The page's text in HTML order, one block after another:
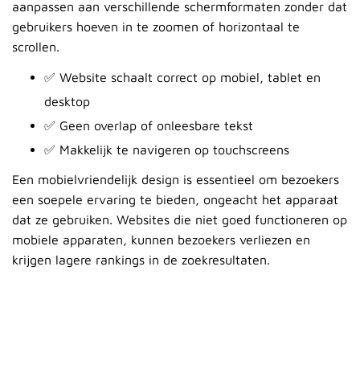
aanpassen aan verschillende schermformaten zonder dat
gebruikers hoeven in te zoomen of horizontaal te
scrollen.
✅ Website schaalt correct op mobiel, tablet en
desktop
✅ Geen overlap of onleesbare tekst
✅ Makkelijk te navigeren op touchscreens
Een mobielvriendelijk design is essentieel om bezoekers
een soepele ervaring te bieden, ongeacht het apparaat
dat ze gebruiken. Websites die niet goed functioneren op
mobiele apparaten, kunnen bezoekers verliezen en
krijgen lagere rankings in de zoekresultaten.